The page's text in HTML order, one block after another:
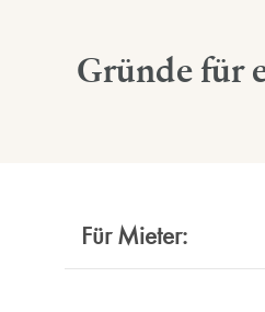
Gründe für
Für Mieter: